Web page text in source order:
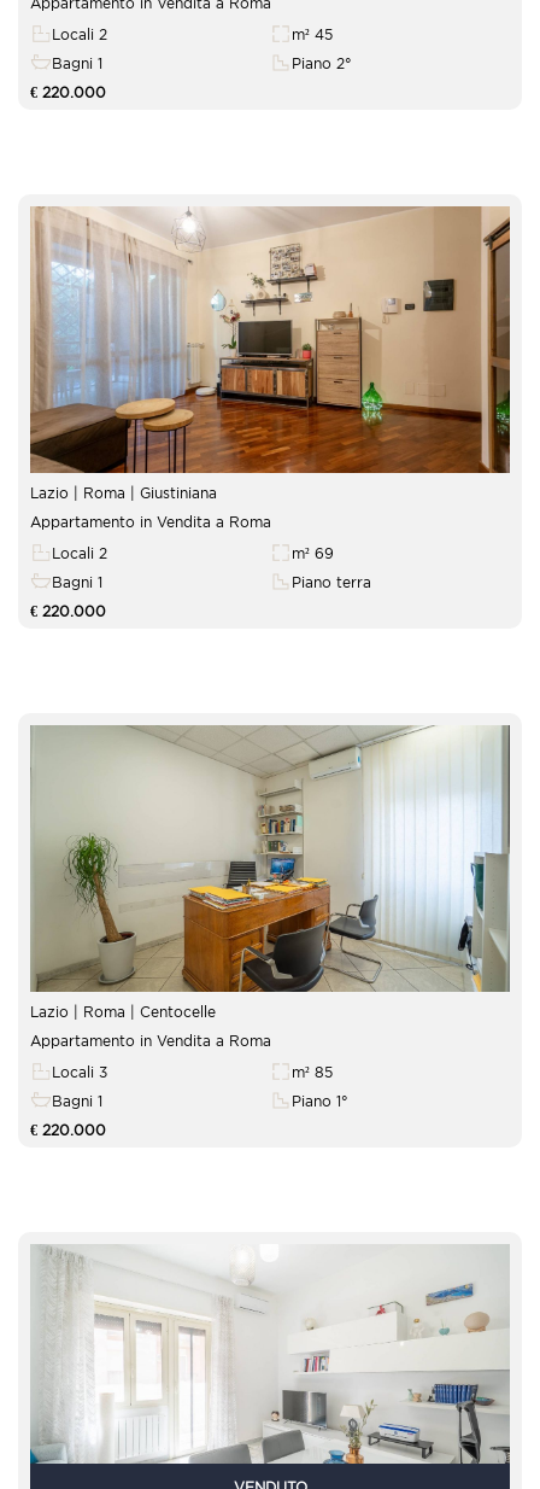
Appartamento in Vendita a Roma
Locali 2
m² 45
Bagni 1
Piano 2°
€ 220.000
Giustiniana
Appartamento in Vendita a Roma
Locali 2
m² 69
Bagni 1
Piano terra
€ 220.000
Centocelle
Appartamento in Vendita a Roma
Locali 3
m² 85
Bagni 1
Piano 1°
€ 220.000